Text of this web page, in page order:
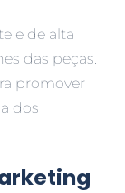
e de alta
das peças.
promover
dos